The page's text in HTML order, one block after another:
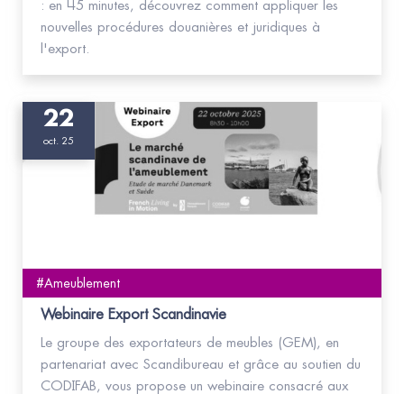
: en 45 minutes, découvrez comment appliquer les
nouvelles procédures douanières et juridiques à
l'export.
22
oct. 25
#Ameublement
Webinaire Export Scandinavie
Le groupe des exportateurs de meubles (GEM), en
partenariat avec Scandibureau et grâce au soutien du
CODIFAB, vous propose un webinaire consacré aux